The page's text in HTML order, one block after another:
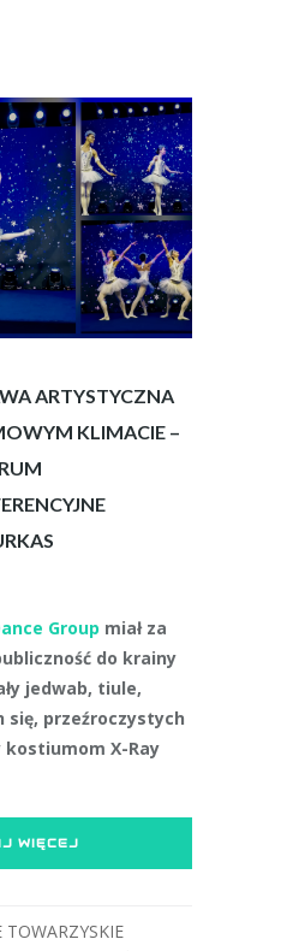
ARTYSTYCZNA
KLIMACIE –
Group miał za
do krainy
jedwab, tiule,
się, przeźroczystych
kostiumom X-Ray
WIĘCEJ
TOWARZYSKIE